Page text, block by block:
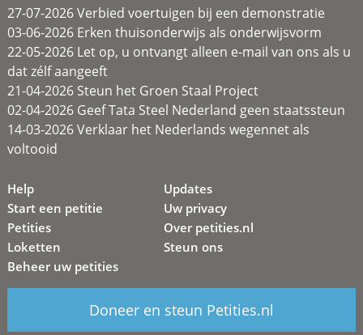
27-07-2026 Verbied voertuigen bij een demonstratie
03-06-2026 Erken thuisonderwijs als onderwijsvorm
22-05-2026 Let op, u ontvangt alleen e-mail van ons als u
dat zélf aangeeft
21-04-2026 Steun het Groen Staal Project
02-04-2026 Geef Tata Steel Nederland geen staatssteun
14-03-2026 Verklaar het Nederlands wegennet als
voltooid
Help
Start een petitie
Petities
Loketten
Beheer uw petities
Updates
Uw privacy
Over petities.nl
Steun ons
Doneer en steun Petities.nl